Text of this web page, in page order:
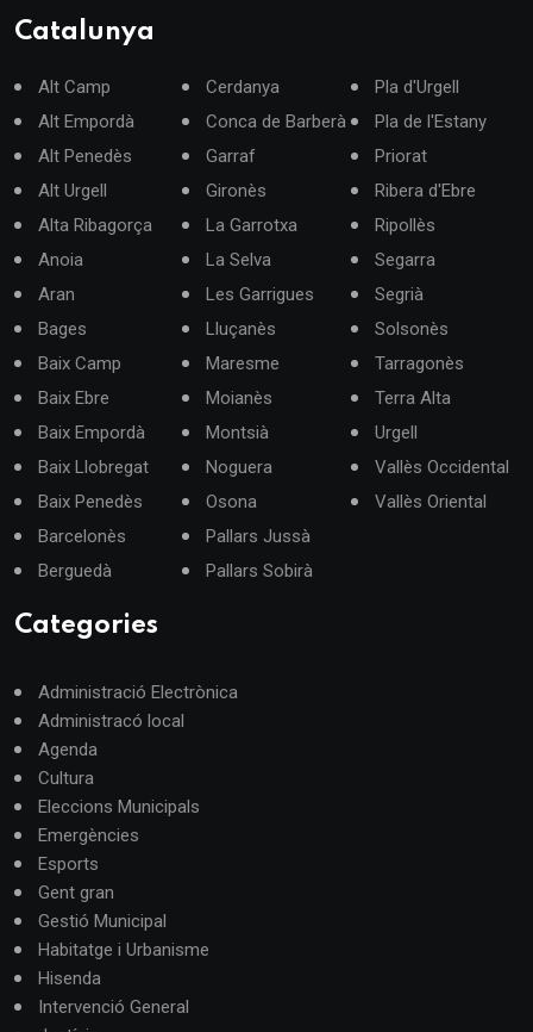
Catalunya
Alt Camp
Alt Empordà
Alt Penedès
Alt Urgell
Alta Ribagorça
Anoia
Aran
Bages
Baix Camp
Baix Ebre
Baix Empordà
Baix Llobregat
Baix Penedès
Barcelonès
Berguedà
Cerdanya
Conca de Barberà
Garraf
Gironès
La Garrotxa
La Selva
Les Garrigues
Lluçanès
Maresme
Moianès
Montsià
Noguera
Osona
Pallars Jussà
Pallars Sobirà
Pla d'Urgell
Pla de l'Estany
Priorat
Ribera d'Ebre
Ripollès
Segarra
Segrià
Solsonès
Tarragonès
Terra Alta
Urgell
Vallès Occidental
Vallès Oriental
Categories
Administració Electrònica
Administracó local
Agenda
Cultura
Eleccions Municipals
Emergències
Esports
Gent gran
Gestió Municipal
Habitatge i Urbanisme
Hisenda
Intervenció General